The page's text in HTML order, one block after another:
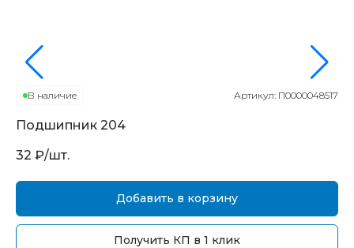
В наличие Артикул: П0000048517
Подшипник 204
32 ₽/шт.
Добавить в корзину
Получить КП в 1 клик